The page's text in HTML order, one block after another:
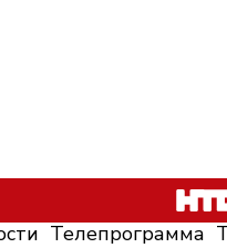
Телепрограмма